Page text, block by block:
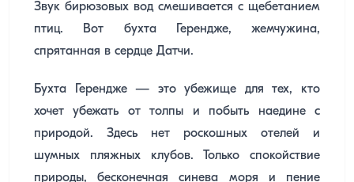
Звук бирюзовых вод смешивается с щебетанием
птиц. Вот бухта Герендже, жемчужина,
спрятанная в сердце Датчи.
Бухта Герендже — это убежище для тех, кто
хочет убежать от толпы и побыть наедине с
природой. Здесь нет роскошных отелей и
шумных пляжных клубов. Только спокойствие
природы, бесконечная синева моря и пение